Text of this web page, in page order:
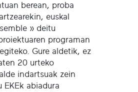
berean, proba
euskal
» deitu
programan
Gure aldetik, ez
20 urteko
indartsuak zein
abiadura